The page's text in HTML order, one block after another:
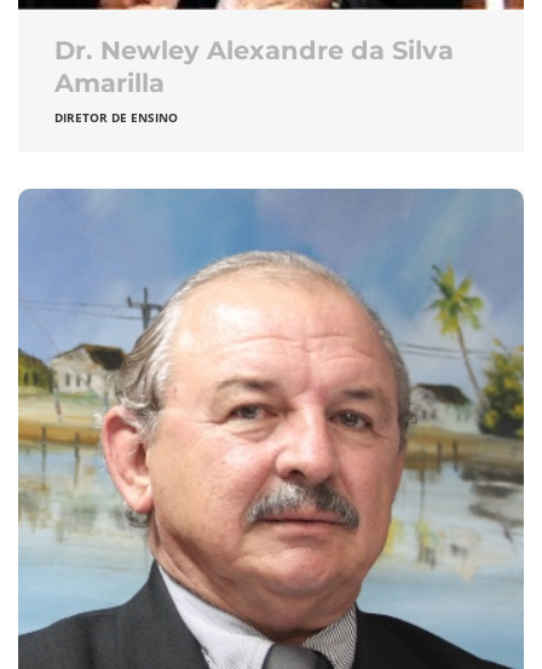
Dr. Newley Alexandre da Silva
Amarilla
DIRETOR DE ENSINO